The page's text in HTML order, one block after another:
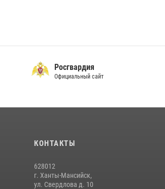
Росгвардия
Официальный сайт
КОНТАКТЫ
628012
г. Ханты-Мансийск,
ул. Свердлова д. 10